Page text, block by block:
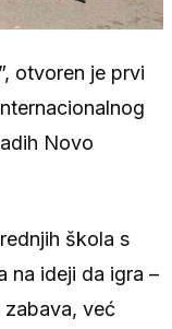
otvoren je prvi
Novo
škola s
na ideji da igra –
zabava, već